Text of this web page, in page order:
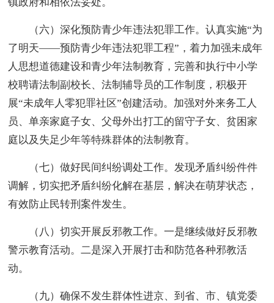
（六）深化预防青少年违法犯罪工作。认真实施“为
了明天——预防青少年违法犯罪工程”，着力加强未成年
人思想道德建设和青少年法制教育，完善和执行中小学
校聘请法制副校长、法制辅导员的工作制度，积极开
展“未成年人零犯罪社区”创建活动。加强对外来务工人
员、单亲家庭子女、父母外出打工的留守子女、贫困家
庭以及失足少年等特殊群体的法制教育。
（七）做好民间纠纷调处工作。发现矛盾纠纷件件
调解，切实把矛盾纠纷化解在基层，解决在萌芽状态，
有效防止民转刑案件发生。
（八）切实开展反邪教工作。一是继续做好反邪教
警示教育活动。二是深入开展打击和防范各种邪教活
动。
（九）确保不发生群体性进京、到省、市、镇党委